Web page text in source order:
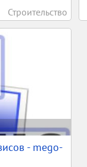
Строительство
- mego-